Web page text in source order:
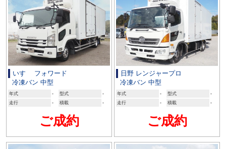
いすゞ フォワード
冷凍バン 中型
年式 - 型式
-
走行
- 積載 -
ご成約
日野 レンジャープロ
冷凍バン 中型
年式 - 型式
-
走行
- 積載 -
ご成約